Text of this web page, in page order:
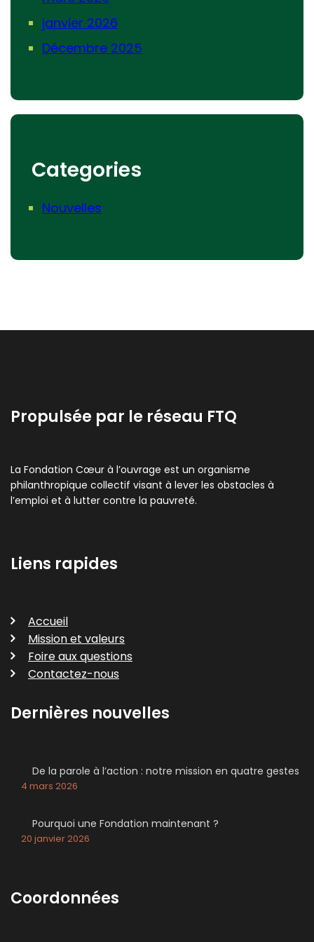
janvier 2026
Décembre 2025
Categories
Nouvelles
Propulsée par le réseau FTQ
La Fondation Cœur à l’ouvrage est un organisme
philanthropique collectif visant à lever les obstacles à
l’emploi et à lutter contre la pauvreté.
Liens rapides
Accueil
Mission et valeurs
Foire aux questions
Contactez-nous
Dernières nouvelles
De la parole à l’action : notre mission en quatre gestes
4 mars 2026
Pourquoi une Fondation maintenant ?
20 janvier 2026
Coordonnées